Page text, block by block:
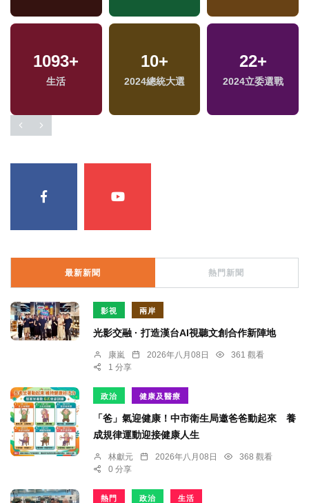
1093+
生活
10+
2024總統大選
22+
2024立委選戰
最新新聞 熱門新聞
影視 兩岸
光影交融 · 打造漢台AI視聽文創合作新陣地
康嵐 2026年八月08日
361 觀看
1 分享
政治 健康及醫療
「爸」氣迎健康！中市衛生局邀爸爸動起來 養
成規律運動迎接健康人生
林獻元 2026年八月08日
368 觀看
0 分享
熱門 政治 生活